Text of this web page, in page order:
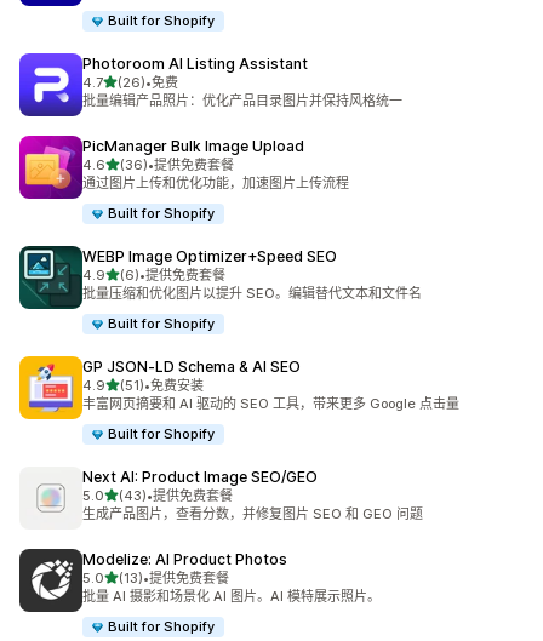
Built for Shopify
Photoroom AI Listing Assistant
4.7星（满分 5 星）
(26)
总共 26 条评论
•免费
批量编辑产品照片：优化产品目录图片并保持风格统一
PicManager Bulk Image Upload
4.6星（满分 5 星）
(36)
总共 36 条评论
•提供免费套餐
通过图片上传和优化功能，加速图片上传流程
Built for Shopify
WEBP Image Optimizer+Speed SEO
4.9星（满分 5 星）
(6)
总共 6 条评论
•提供免费套餐
批量压缩和优化图片以提升 SEO。编辑替代文本和文件名
Built for Shopify
GP JSON‑LD Schema & AI SEO
4.9星（满分 5 星）
(51)
总共 51 条评论
•免费安装
丰富网页摘要和 AI 驱动的 SEO 工具，带来更多 Google 点击量
Built for Shopify
Next AI: Product Image SEO/GEO
5.0星（满分 5 星）
(43)
总共 43 条评论
•提供免费套餐
生成产品图片，查看分数，并修复图片 SEO 和 GEO 问题
Modelize: AI Product Photos
5.0星（满分 5 星）
(13)
总共 13 条评论
•提供免费套餐
批量 AI 摄影和场景化 AI 图片。AI 模特展示照片。
Built for Shopify